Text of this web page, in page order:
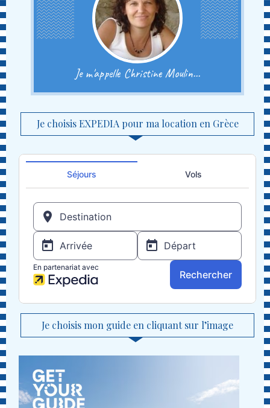
Je m'appelle Christine Moulin...
Je choisis EXPEDIA pour ma location en Grèce
Je choisis mon guide en cliquant sur l’image